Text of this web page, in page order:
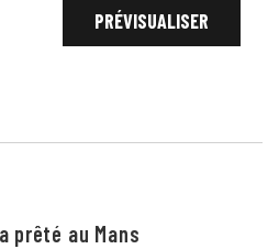
prêté au Mans